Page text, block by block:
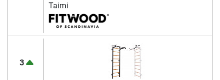
Taimi
3